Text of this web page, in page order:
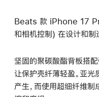
Beats 款 iPhone 17
和相机控制) 在设计和制
坚固的聚碳酸酯背板搭配
让保护壳纤薄轻盈。亚光
产生，而使用超细纤维